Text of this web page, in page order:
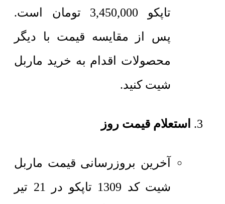
تاپکو 3,450,000 تومان است.
پس از مقایسه قیمت با دیگر
محصولات اقدام به خرید ماربل
شیت کنید.
استعلام قیمت روز
آخرین بروزرسانی قیمت ماربل
شیت کد 1309 تاپکو در 21 تیر